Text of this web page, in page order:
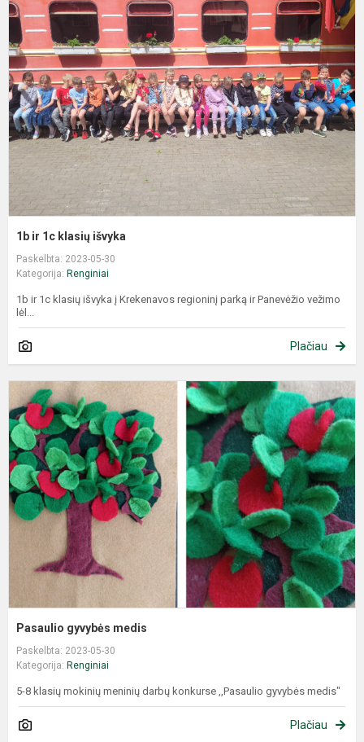
1b ir 1c klasių išvyka
Paskelbta: 2023-05-30
Kategorija: Renginiai
1b ir 1c klasių išvyka į Krekenavos regioninį parką ir Panevėžio vežimo
lėl...
Plačiau
Pasaulio gyvybės medis
Paskelbta: 2023-05-30
Kategorija: Renginiai
5-8 klasių mokinių meninių darbų konkurse ,,Pasaulio gyvybės medis"
Plačiau